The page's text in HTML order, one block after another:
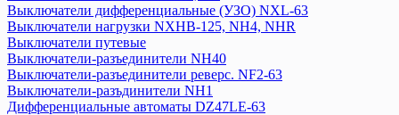
Импульсные реле
Катушки управления
Кнопки управления
Контакторы, пускатели
Модульные переключатели NZK1-32
Оборудование для защиты и управления двигателем
Выключатели дифференциальные (УЗО) NXL-63
Выключатели нагрузки NXHB-125, NH4, NHR
Выключатели путевые
Выключатели-разъединители NH40
Выключатели-разъединители реверс. NF2-63
Выключатели-разъдинители NH1
Дифференциальные автоматы DZ47LE-63